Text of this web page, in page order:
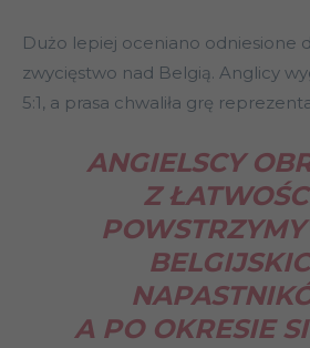
Dużo lepiej oceniano odniesione
zwycięstwo nad Belgią. Anglicy
5:1, a prasa chwaliła grę
ANGIELSCY
Z
A PO OKRESIE